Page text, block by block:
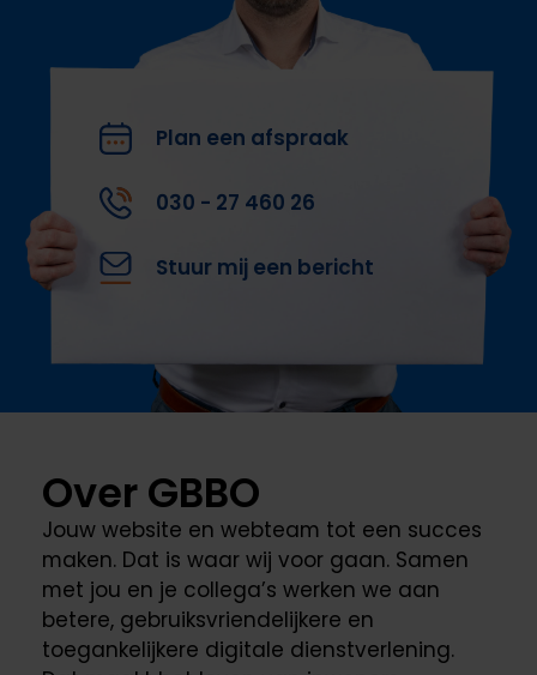
Plan een afspraak
030 - 27 460 26
Stuur mij een bericht
Over GBBO
Jouw website en webteam tot een succes
maken. Dat is waar wij voor gaan. Samen
met jou en je collega’s werken we aan
betere, gebruiksvriendelijkere en
toegankelijkere digitale dienstverlening.